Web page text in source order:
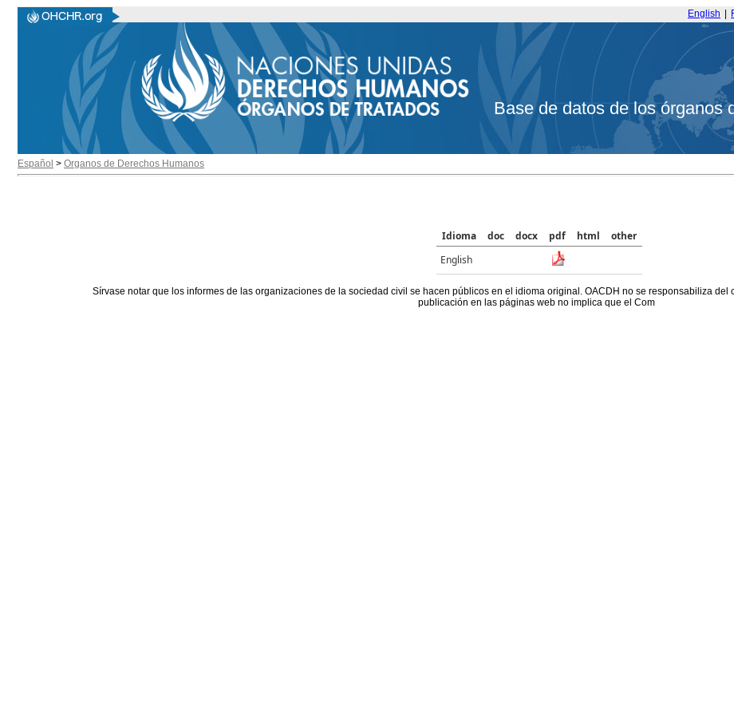
English
Base de datos de los órganos
Español > Organos de Derechos Humanos
Idioma doc docx pdf html
other
English
Sírvase notar que los informes de las organizaciones de la sociedad civil se hacen públicos en el idioma original. OACDH no se responsabiliza
publicación en las páginas web no implica que el Com